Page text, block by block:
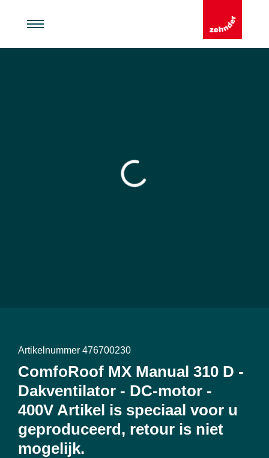
Artikelnummer 476700230
ComfoRoof MX Manual 310 D -
Dakventilator - DC-motor -
400V Artikel is speciaal voor u
geproduceerd, retour is niet
mogelijk.